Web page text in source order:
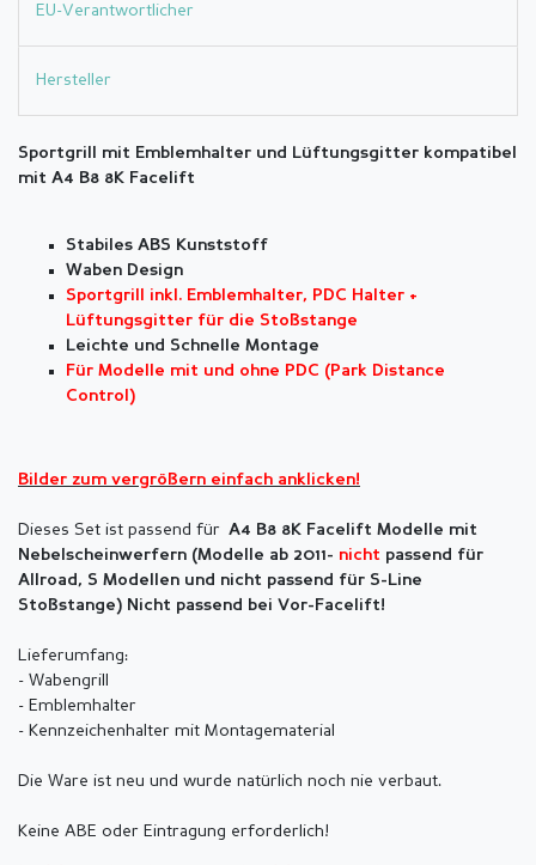
EU-Verantwortlicher
Hersteller
Sportgrill mit Emblemhalter und Lüftungsgitter kompatibel
mit A4 B8 8K Facelift
Stabiles ABS Kunststoff
Waben Design
Sportgrill inkl. Emblemhalter, PDC Halter +
Lüftungsgitter für die Stoßstange
Leichte und Schnelle Montage
Für Modelle mit und ohne PDC (Park Distance
Control)
Bilder zum vergrößern einfach anklicken!
Dieses Set ist passend für A4 B8 8K Facelift Modelle mit
Nebelscheinwerfern (Modelle ab 2011- nicht passend für
Allroad, S Modellen und nicht passend für S-Line
Stoßstange) Nicht passend bei Vor-Facelift!
Lieferumfang:
- Wabengrill
- Emblemhalter
- Kennzeichenhalter mit Montagematerial
Die Ware ist neu und wurde natürlich noch nie verbaut.
Keine ABE oder Eintragung erforderlich!